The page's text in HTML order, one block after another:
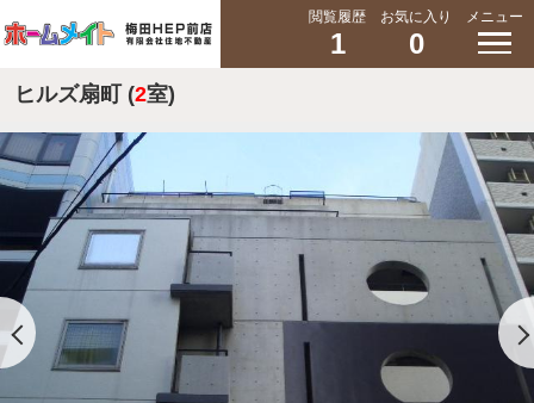
閲覧履歴
1
お気に入り
0
メニュー
ヒルズ扇町 (2室)